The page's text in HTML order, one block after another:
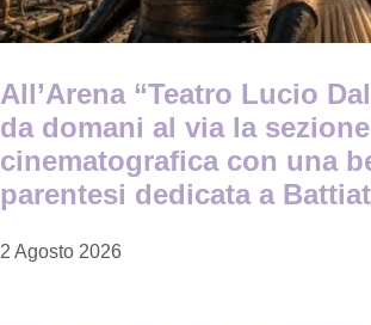
All’Arena “Teatro Lucio
da domani al via la sezione
cinematografica con una
parentesi dedicata a
2 Agosto 2026